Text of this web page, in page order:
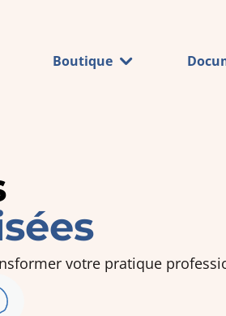
Boutique
votre pratique